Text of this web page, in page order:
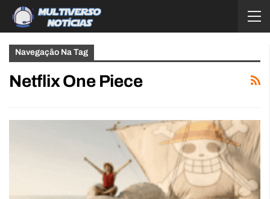
Navegação Na Tag
Netflix One Piece